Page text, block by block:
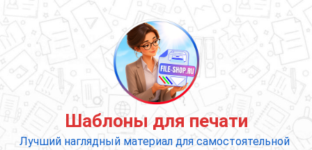
содержимому
Шаблоны для печати
Лучший наглядный материал для самостоятельной